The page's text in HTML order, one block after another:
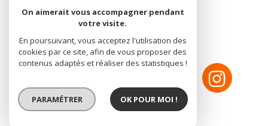
NOUS SUIVRE
On aimerait vous accompagner pendant
votre visite.
En poursuivant, vous acceptez l'utilisation des
cookies par ce site, afin de vous proposer des
contenus adaptés et réaliser des statistiques !
PARAMÉTRER OK POUR MOI !